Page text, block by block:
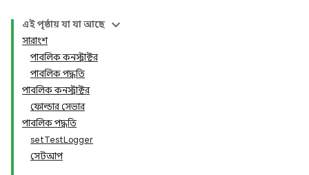
এই পৃষ্ঠায় যা যা আছে
সারাংশ
পাবলিক কনস্ট্রাক্টর
পাবলিক পদ্ধতি
পাবলিক কনস্ট্রাক্টর
ফোল্ডার সেভার
পাবলিক পদ্ধতি
setTestLogger
সেটআপ